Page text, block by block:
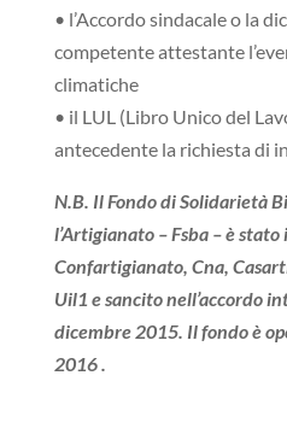
• l’Accordo sindacale o la
competente attestante
climatiche
• il LUL (Libro Unico del
antecedente la richiesta di
N.B. Il Fondo di Solidarietà
l’Artigianato – Fsba – è
Confartigianato, Cna,
Uil1 e sancito nell’accordo
dicembre 2015. Il fondo è
2016 .